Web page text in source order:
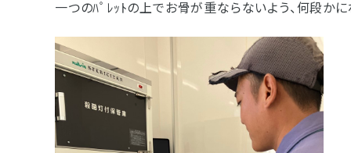
一つのﾊﾟﾚｯﾄの上でお骨が重ならないよう、何段かに